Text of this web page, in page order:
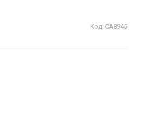
Код: СА8945